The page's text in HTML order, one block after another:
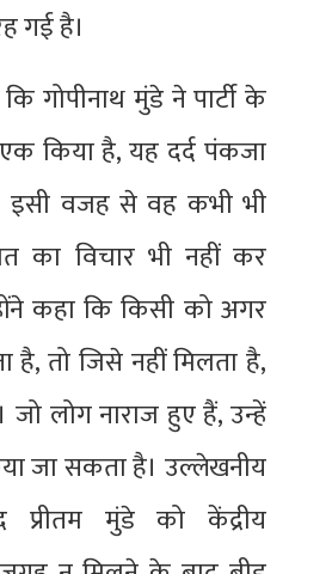
गई है।
गोपीनाथ मुंडे ने पार्टी के
किया है, यह दर्द पंकजा
इसी वजह से वह कभी भी
का विचार भी नहीं कर
कहा कि किसी को अगर
है, तो जिसे नहीं मिलता है,
जो लोग नाराज हुए हैं, उन्हें
जा सकता है। उल्लेखनीय
मुंडे को केंद्रीय